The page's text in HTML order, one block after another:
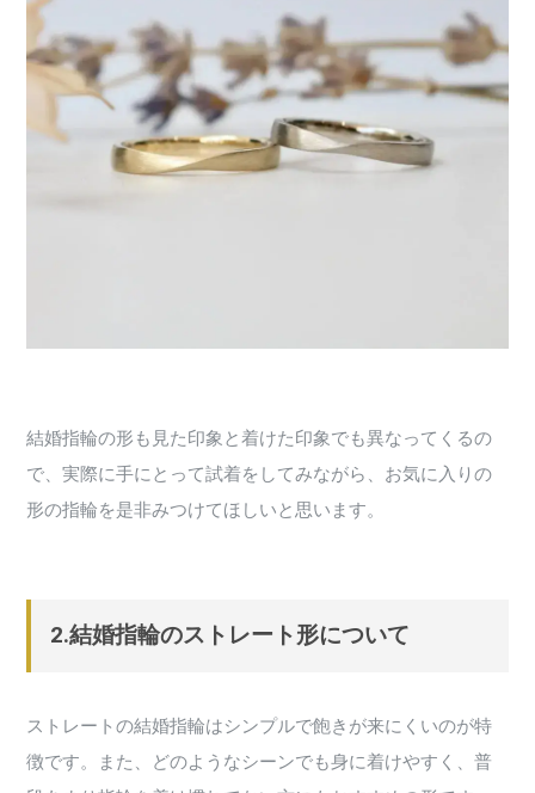
結婚指輪の形も見た印象と着けた印象でも異なってくるの
で、実際に手にとって試着をしてみながら、お気に入りの
形の指輪を是非みつけてほしいと思います。
2.結婚指輪のストレート形について
ストレートの結婚指輪はシンプルで飽きが来にくいのが特
徴です。また、どのようなシーンでも身に着けやすく、普